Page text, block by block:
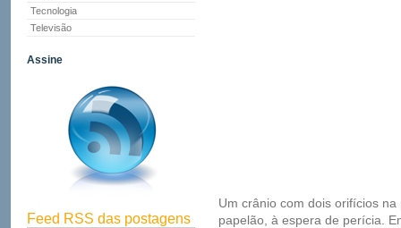
Tecnologia
Televisão
Assine
Feed RSS das postagens
Um crânio com dois orifícios
papelão, à espera de perícia.